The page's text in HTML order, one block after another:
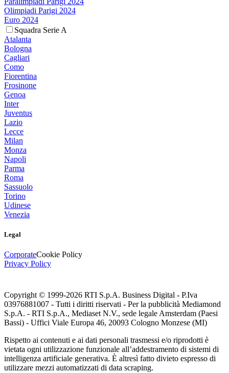
Olimpiadi Parigi 2024
Euro 2024
Squadra Serie A
Atalanta
Bologna
Cagliari
Como
Fiorentina
Frosinone
Genoa
Inter
Juventus
Lazio
Lecce
Milan
Monza
Napoli
Parma
Roma
Sassuolo
Torino
Udinese
Venezia
Legal
CorporateCookie Policy
Privacy Policy
Copyright © 1999-2026 RTI S.p.A. Business Digital - P.Iva
03976881007 - Tutti i diritti riservati - Per la pubblicità Mediamond
S.p.A. - RTI S.p.A., Mediaset N.V., sede legale Amsterdam (Paesi
Bassi) - Uffici Viale Europa 46, 20093 Cologno Monzese (MI)
Rispetto ai contenuti e ai dati personali trasmessi e/o riprodotti è
vietata ogni utilizzazione funzionale all’addestramento di sistemi di
intelligenza artificiale generativa. È altresì fatto divieto espresso di
utilizzare mezzi automatizzati di data scraping.